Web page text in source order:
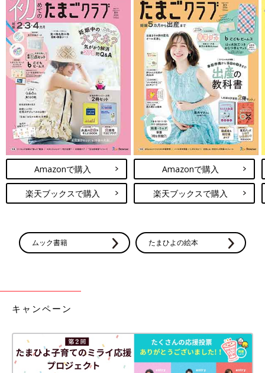
出典：Instagramアカウント「__hina616」
Hinataさんは、スモルビの「5WAY プレミアム 抱っこ紐 防寒ケ
ープ」を購入。エルゴ対応（専用バックルあり）、とにかく暖か
い、スマホも入るポケット付きと、魅力がありすぎますね♪ 寒い
日は、赤ちゃんの頭にフードをスポンとかぶせれば、ポッカポカ
に！これからの季節、大活躍間違いなしですね。
3COINS「クオリティ高すぎ」「売り切
れ前に要チェック」子どもの防寒グッズ
4選
3COINSにベビー＆キッズ用の防寒グッズが登
場しました。コスパのよさに惹かれてまとめ買
いしたり、イロチでゲットしたりしているママ
も多いようです！冬に使える優秀アイテムばか
りなので、ぜひチェックしてみてくださいね♪
防寒ケープはどれも暖かそうで、機能性もバツグンでしたね。も
め！人気商品・人気のカラーは売り切れてしまうこともあるの
で、早めにチェックしておくのが良いですよ。ぜひ店舗やオンラ
インショップにて見つけてみてくださいね。
●記事内容でご紹介している投稿、リンク先は、削除される場合
●記事の内容は記載当時の情報であり、現在と異なる場合があり
Amazonで購入
楽天ブックスで購入
Amazonで購入
楽天ブックスで購入
ムック書籍 たまひよの絵本
キャンペーン